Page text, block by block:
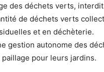
des déchets verts,
de déchets verts
et en déchèterie.
gestion autonome des
pour leurs jardins.